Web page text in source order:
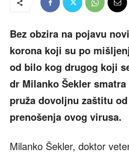
Bez obzira na pojavu
korona koji su po
od bilo kog drugog koji
dr Milanko Šekler
pruža dovoljnu zaštitu
prenošenja ovog virusa.
Milanko Šekler, doktor